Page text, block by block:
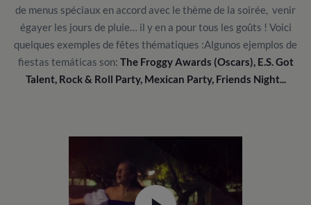
de menus spéciaux en accord avec le thème de la soirée, venir
égayer les jours de pluie… il y en a pour tous les goûts ! Voici
quelques exemples de fêtes thématiques :Algunos ejemplos de
fiestas temáticas son: The Froggy Awards (Oscars), E.S. Got
Talent, Rock & Roll Party, Mexican Party, Friends Night...